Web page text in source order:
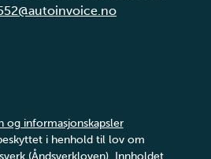
og informasjonskapsler
i henhold til lov om
(Åndsverkloven). Innholdet